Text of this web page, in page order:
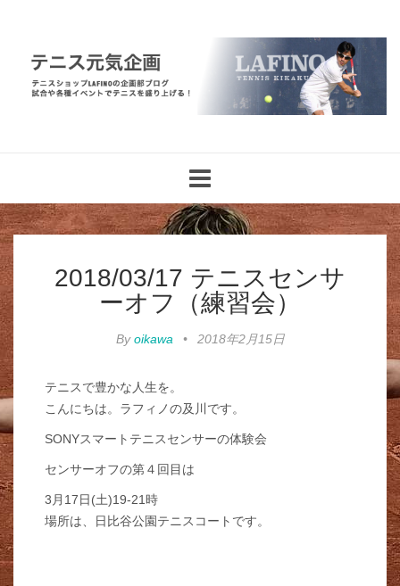
navigation
2018/03/17 テニスセンサ
ーオフ（練習会）
Byoikawa • 2018年2月15日
テニスで豊かな人生を。
こんにちは。ラフィノの及川です。
SONYスマートテニスセンサーの体験会
センサーオフの第４回目は
3月17日(土)19-21時
場所は、日比谷公園テニスコートです。